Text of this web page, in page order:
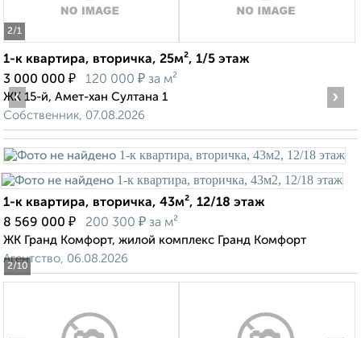
2/1
1-к квартира, вторичка, 25м², 1/5 этаж
3 000 000 ₽ 120 000 ₽ за м²
ЖК 15-й, Амет-хан Султана 1
Собственник, 07.08.2026
2/10
‹ ›
1-к квартира, вторичка, 43м², 12/18 этаж
8 569 000 ₽ 200 300 ₽ за м²
ЖК Гранд Комфорт, жилой комплекс Гранд Комфорт
Агентство, 06.08.2026